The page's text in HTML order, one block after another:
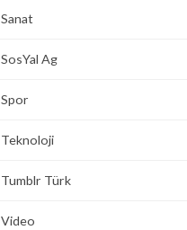
Sanat
SosYal Ag
Spor
Teknoloji
Tumblr Türk
Video